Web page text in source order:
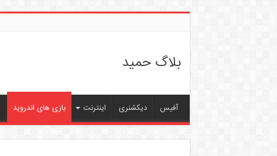
بلاگ حمید
آفیس دیکشنری اینترنت بازی های اندروید